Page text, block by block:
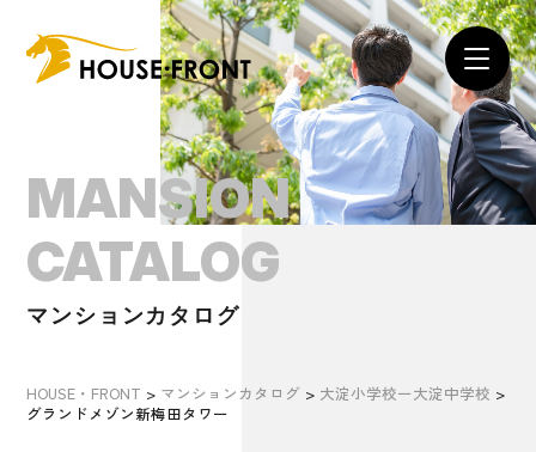
MANSION
CATALOG
マンションカタログ
HOUSE・FRONT > マンションカタログ > 大淀小学校ー大淀中学校 >
グランドメゾン新梅田タワー